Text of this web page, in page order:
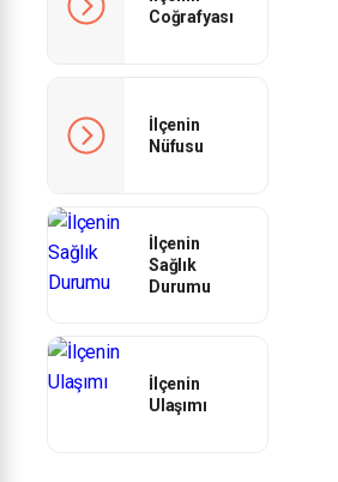
Coğrafyası
İlçenin
Nüfusu
İlçenin
Sağlık
Durumu
İlçenin
Ulaşımı